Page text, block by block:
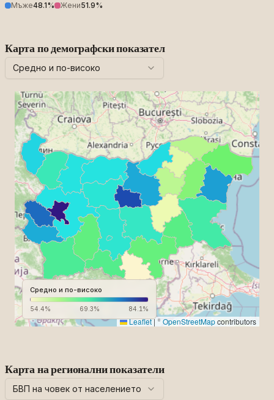
Мъже48.1% Жени51.9%
Карта по демографски показател
Средно и по-високо
Leaflet|© OpenStreetMapcontributors
Средно и по-високо
54.4% 69.3% 84.1%
Карта на регионални показатели
БВП на човек от населението